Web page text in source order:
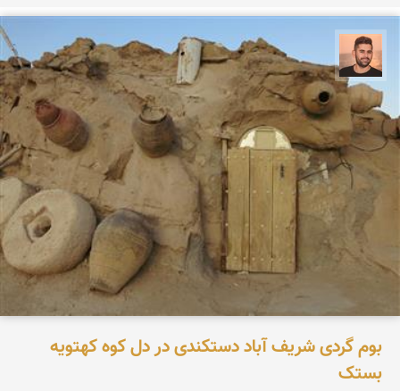
ابراهیم رفیعی
بوم گردی شریف آباد دستکندی در دل کوه کهتویه
بستک